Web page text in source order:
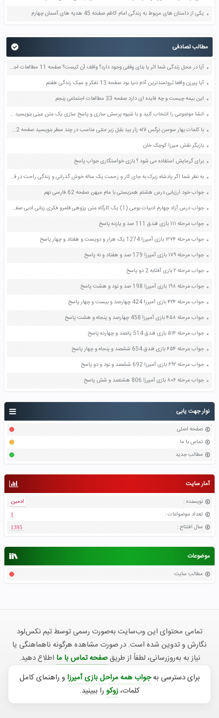
نوار جهت یابی
صفحه اصلی
تماس با ما
مطالب جدید
آمار سایت
نویسنده :
ادمین
تعداد موضواعات :
1
سال افتتاح :
1395
موضوعات
مطالب سایت
یکی از داستان های مربوط به زندگی امام کاظم صفحه 45 هدیه های آسمان چهارم
مطالب تصادفی
آیا در محل زندگی شما اثر یا بنای وقفی وجود دارد؟ واقف آن کیست؟ صفحه 11 مطالعات اجتماعی هشتم
آیا پیرزن واقعا ثروتمندترین آدم دنیا بود صفحه 13 تفکر و سبک زندگی هفتم
این بیمه چیست و چه فایده ای دارد صفحه 33 مطالعات اجتماعی پنجم
انشا موضوعی را انتخاب کنید و با شیوه پرسش سازی و پاسخ سازی یک متن عینی بنویسید صفحه 51 و 52 نگارش دهم
با کلمات بهار سوسن نرگس لاله زار بید بلبل زیر متنی مناسب در چند سطر بنویسید صفحه 12 نگارش فارسی ششم
بازیگر نقش میرزا کوچک خان
برای گرمایش استفاده می شود ؟ بازی خواستگاری جواب پاسخ
به نظر شما اگر پادشاه زیرک به جای کار و زحمت یک ساله خوش گذرانی و زندگی راحت در قصر را انتخاب می کرد چه سرانجامی در انتظار او می بود صفحه 42 پیام های آسمان هفتم
جواب خود ارزیابی درس هشتم همزیستی با مام میهن صفحه 62 فارسی نهم
جواب درس آزاد چهارم ادبیات بومی (1) یک کارگاه متن پژوهی قلمرو فکری زبانی ادبی صفحه 32 و 33 فارسی دوازدهم
جواب مرحله ۱۱۱ بازی فندق 111 صد و یازده پاسخ
جواب مرحله ۱۲۷۴ بازی آمیرزا 1274 یک هزار و دویست و هفتاد و چهار پاسخ
جواب مرحله ۱۷۹ بازی آمیرزا 179 صد و هفتاد و نه پاسخ
جواب مرحله ۲ بازی آفتابه 2 دو پاسخ
جواب مرحله ۱۹۸ بازی آمیرزا 198 صد و نود و هشت پاسخ
جواب مرحله ۴۲۴ بازی آمیرزا 424 چهارصد و بیست و چهار پاسخ
جواب مرحله ۴۵۸ بازی آمیرزا 458 چهارصد و پنجاه و هشت پاسخ
جواب مرحله ۵۱۴ بازی فندق 514 پانصد و چهارده پاسخ
جواب مرحله ۶۵۴ بازی فندق 654 ششصد و پنجاه و چهار پاسخ
جواب مرحله ۶۹۲ بازی آمیرزا 692 ششصد و نود و دو پاسخ
جواب مرحله ۸۰۶ بازی آمیرزا 806 هشتصد و شش پاسخ
تمامی محتوای این وب‌سایت به‌صورت رسمی توسط تیم نکس‌لود
نگارش و تدوین شده است. در صورت مشاهده هرگونه ناهماهنگی یا
نیاز به به‌روزرسانی، لطفاً از طریقصفحه تماس با ما اطلاع دهید.
برای دسترسی به جواب همه مراحل بازی آمیرزا و راهنمای کامل
کلمات،زوکو را ببینید.